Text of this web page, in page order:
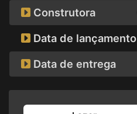
Construtora
Data de lançamento
Data de entrega